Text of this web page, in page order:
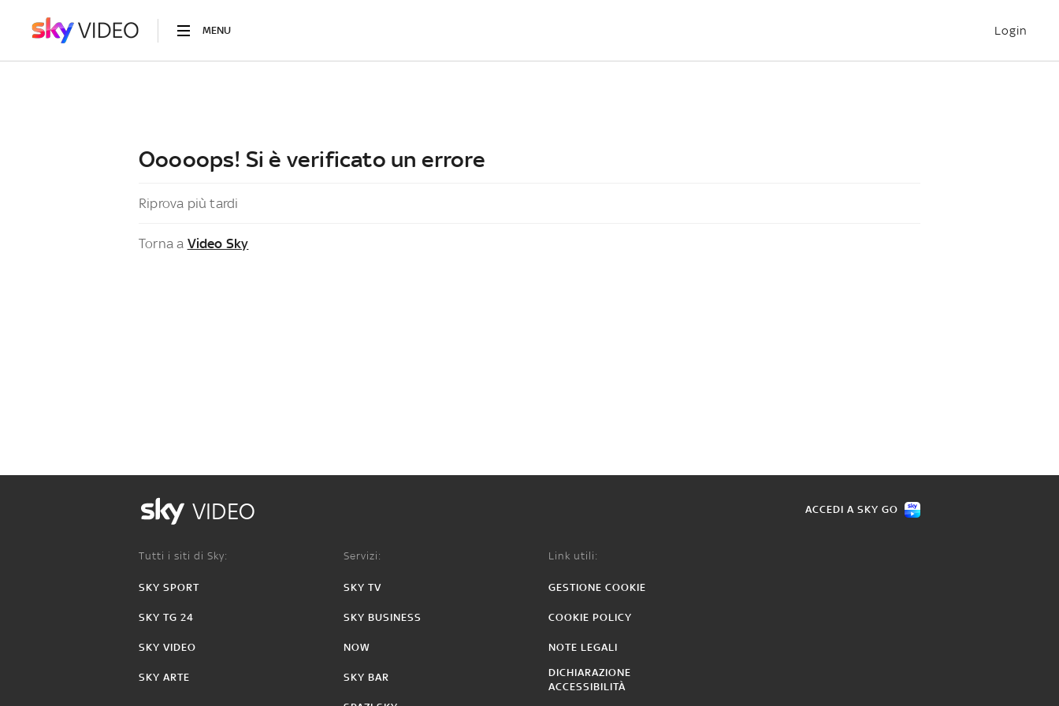
MENU Login
Ooooops! Si è verificato un errore
Riprova più tardi
Torna a Video Sky
VIDEO ACCEDI A SKY GO
Tutti i siti di Sky:
SKY SPORT
SKY TG 24
SKY VIDEO
SKY ARTE
Servizi:
SKY TV
SKY BUSINESS
NOW
SKY BAR
Link utili:
GESTIONE COOKIE
COOKIE POLICY
NOTE LEGALI
DICHIARAZIONE
ACCESSIBILITÀ